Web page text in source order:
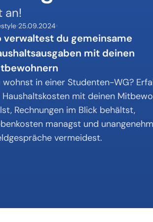
an!
25.09.2024
verwaltest du gemeinsame
mit deinen
wohnst in einer Studenten-WG?
Haushaltskosten mit deinen
Rechnungen im Blick behältst,
managst und
vermeidest.